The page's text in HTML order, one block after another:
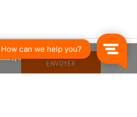
ENVOYER
»